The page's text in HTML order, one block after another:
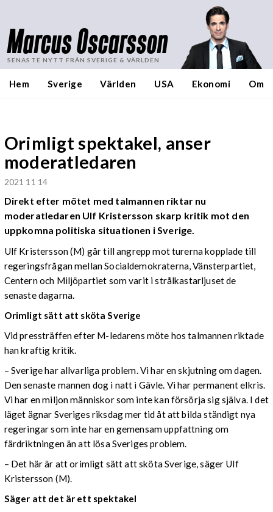
Marcus Oscarsson
SENASTE NYTT FRÅN SVERIGE & VÄRLDEN
Hem Sverige Världen USA Ekonomi Om
Orimligt spektakel, anser
moderatledaren
2021 11 14
Direkt efter mötet med talmannen riktar nu
moderatledaren Ulf Kristersson skarp kritik mot den
uppkomna politiska situationen i Sverige.
Ulf Kristersson (M) går till angrepp mot turerna kopplade till
regeringsfrågan mellan Socialdemokraterna, Vänsterpartiet,
Centern och Miljöpartiet som varit i strålkastarljuset de
senaste dagarna.
Orimligt sätt att sköta Sverige
Vid pressträffen efter M-ledarens möte hos talmannen riktade
han kraftig kritik.
– Sverige har allvarliga problem. Vi har en skjutning om dagen.
Den senaste mannen dog i natt i Gävle. Vi har permanent elkris.
Vi har en miljon människor som inte kan försörja sig själva. I det
läget ägnar Sveriges riksdag mer tid åt att bilda ständigt nya
regeringar som inte har en gemensam uppfattning om
färdriktningen än att lösa Sveriges problem.
– Det här är att orimligt sätt att sköta Sverige, säger Ulf
Kristersson (M).
Säger att det är ett spektakel